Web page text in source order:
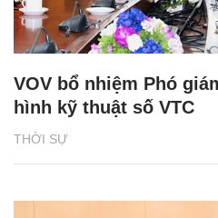
THỜI SỰ
VOV bổ nhiệm Phó
hình kỹ thuật số VTC